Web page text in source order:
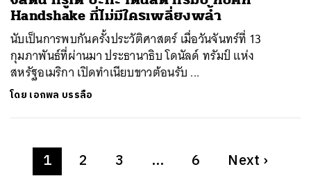
Handshake ที่ไม่มีใครเพลี่ยงพล้ำ
นับเป็นการพบกันครั้งประวัติศาสตร์ เมื่อวันจันทร์ที่ 13
กุมภาพันธ์ที่ผ่านมา ประธานาธิบ โดนัลด์ ทรัมป์ แห่ง
สหรัฐอเมริกา เปิดทำเนียบขาวต้อนรับ ...
โดย เอกพล บรรลือ
1 2 3 … 6 Next ›